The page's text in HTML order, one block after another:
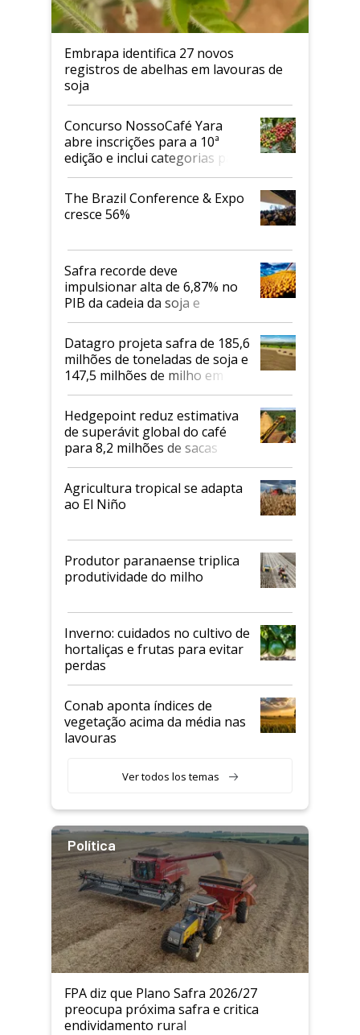
Embrapa identifica 27 novos
registros de abelhas em lavouras de
soja
Concurso NossoCafé Yara
abre inscrições para a 10ª
edição e inclui categorias para
cafés Canephora
The Brazil Conference & Expo
cresce 56%
Safra recorde deve
impulsionar alta de 6,87% no
PIB da cadeia da soja e
biodiesel em 2026
Datagro projeta safra de 185,6
milhões de toneladas de soja e
147,5 milhões de milho em
2026/27
Hedgepoint reduz estimativa
de superávit global do café
para 8,2 milhões de sacas
Agricultura tropical se adapta
ao El Niño
Produtor paranaense triplica
produtividade do milho
Inverno: cuidados no cultivo de
hortaliças e frutas para evitar
perdas
Conab aponta índices de
vegetação acima da média nas
lavouras
Ver todos los temas
Política
FPA diz que Plano Safra 2026/27
preocupa próxima safra e critica
endividamento rural